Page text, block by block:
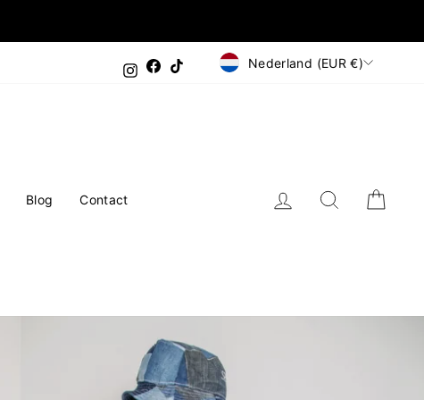
InstagramFacebook
TikTok Valuta
Nederland (EUR €)
Blog Contact Inloggen Zoeken